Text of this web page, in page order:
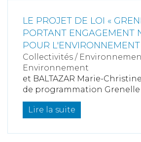
LE PROJET DE LOI «
PORTANT ENGAGEMENT
POUR L'ENVIRONNEMENT
Collectivités /
Environnement
et BALTAZAR Marie-
de programmation Grenelle
Lire la suite